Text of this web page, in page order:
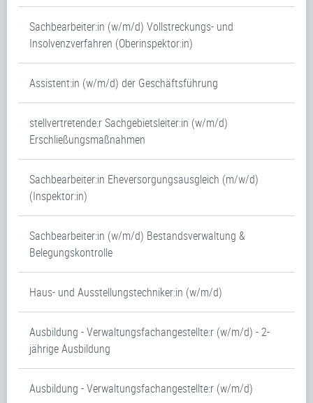
Sachbearbeiter:in (w/m/d) Vollstreckungs- und
Insolvenzverfahren (Oberinspektor:in)
Assistent:in (w/m/d) der Geschäftsführung
stellvertretende:r Sachgebietsleiter:in (w/m/d)
Erschließungsmaßnahmen
Sachbearbeiter:in Eheversorgungsausgleich (m/w/d)
(Inspektor:in)
Sachbearbeiter:in (w/m/d) Bestandsverwaltung &
Belegungskontrolle
Haus- und Ausstellungstechniker:in (w/m/d)
Ausbildung - Verwaltungsfachangestellte:r (w/m/d) - 2-
jährige Ausbildung
Ausbildung - Verwaltungsfachangestellte:r (w/m/d)